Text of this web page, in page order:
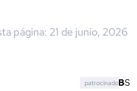
página: 21 de junio, 2026
patrocinado